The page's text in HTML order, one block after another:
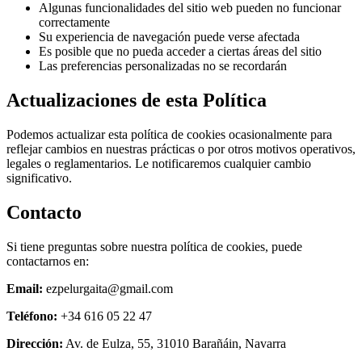
Algunas funcionalidades del sitio web pueden no funcionar
correctamente
Su experiencia de navegación puede verse afectada
Es posible que no pueda acceder a ciertas áreas del sitio
Las preferencias personalizadas no se recordarán
Actualizaciones de esta Política
Podemos actualizar esta política de cookies ocasionalmente para
reflejar cambios en nuestras prácticas o por otros motivos operativos,
legales o reglamentarios. Le notificaremos cualquier cambio
significativo.
Contacto
Si tiene preguntas sobre nuestra política de cookies, puede
contactarnos en:
Email: ezpelurgaita@gmail.com
Teléfono: +34 616 05 22 47
Dirección: Av. de Eulza, 55, 31010 Barañáin, Navarra